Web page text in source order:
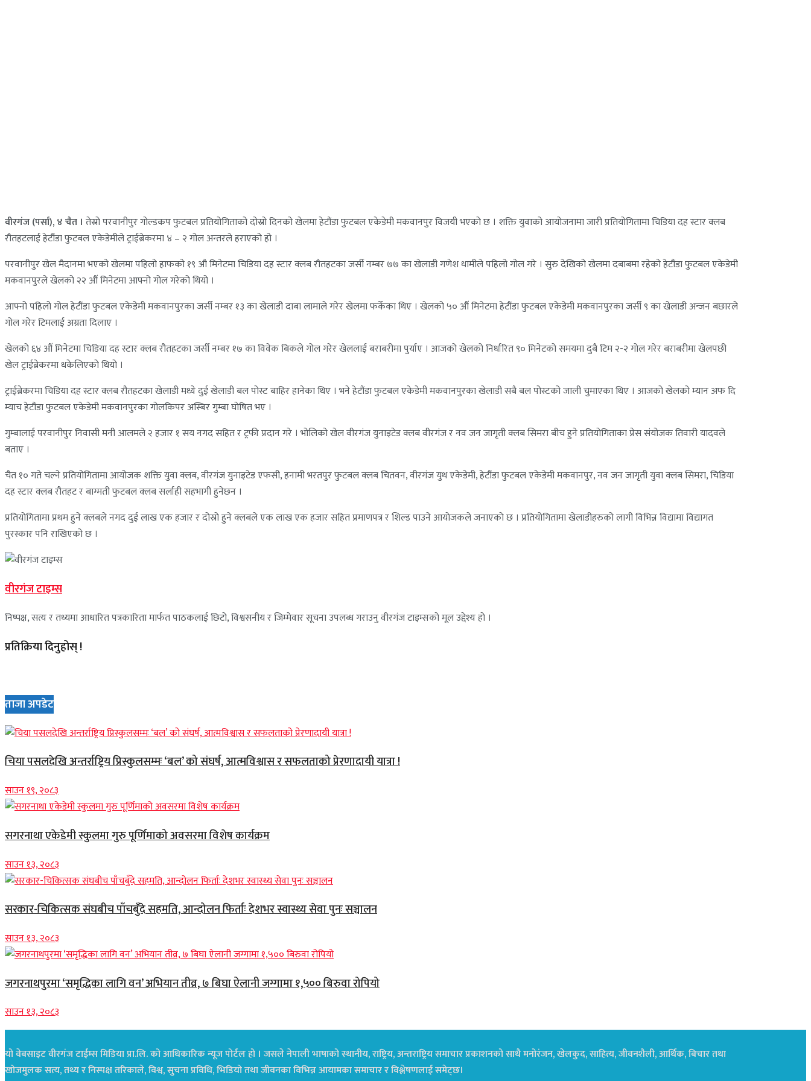
वीरगंज (पर्सा), ४ चैत । तेस्रो परवानीपुर गोल्डकप फुटबल प्रतियोगिताको दोस्रो दिनको खेलमा हेटौंडा फुटबल एकेडेमी मकवानपुर विजयी भएको छ । शक्ति युवाको आयोजनामा जारी प्रतियोगितामा चिडिया दह स्टार क्लब
रौतहटलाई हेटौंडा फुटबल एकेडेमीले ट्राईब्रेकरमा ४ – २ गोल अन्तरले हराएको हो ।
परवानीपुर खेल मैदानमा भएको खेलमा पहिलो हाफको १९ औ मिनेटमा चिडिया दह स्टार क्लब रौतहटका जर्सी नम्बर ७७ का खेलाडी गणेश धामीले पहिलो गोल गरे । सुरु देखिको खेलमा दबाबमा रहेको हेटौंडा फुटबल एकेडेमी
मकवानपुरले खेलको २२ औं मिनेटमा आफ्नो गोल गरेको थियो ।
आफ्नो पहिलो गोल हेटौंडा फुटबल एकेडेमी मकवानपुरका जर्सी नम्बर १३ का खेलाडी दाबा लामाले गरेर खेलमा फर्केका थिए । खेलको ५० औं मिनेटमा हेटौंडा फुटबल एकेडेमी मकवानपुरका जर्सी ९ का खेलाडी अन्जन बछारले
गोल गरेर टिमलाई अग्रता दिलाए ।
खेलको ६४ औं मिनेटमा चिडिया दह स्टार क्लब रौतहटका जर्सी नम्बर १७ का विवेक बिकले गोल गरेर खेललाई बराबरीमा पुर्याए । आजको खेलको निर्धारित ९० मिनेटको समयमा दुबै टिम २-२ गोल गरेर बराबरीमा खेलपछी
खेल ट्राईब्रेकरमा धकेलिएको थियो ।
ट्राईब्रेकरमा चिडिया दह स्टार क्लब रौतहटका खेलाडी मध्ये दुई खेलाडी बल पोस्ट बाहिर हानेका थिए । भने हेटौंडा फुटबल एकेडेमी मकवानपुरका खेलाडी सबै बल पोस्टको जाली चुमाएका थिए । आजको खेलको म्यान अफ दि
म्याच हेटौंडा फुटबल एकेडेमी मकवानपुरका गोलकिपर अस्बिर गुम्बा घोषित भए ।
गुम्बालाई परवानीपुर निवासी मनी आलमले २ हजार १ सय नगद सहित र ट्रफी प्रदान गरे । भोलिको खेल वीरगंज युनाइटेड क्लब वीरगंज र नव जन जागृती क्लब सिमरा बीच हुने प्रतियोगिताका प्रेस संयोजक तिवारी यादवले
बताए ।
चैत १० गते चल्ने प्रतियोगितामा आयोजक शक्ति युवा क्लब, वीरगंज युनाइटेड एफसी, हनामी भरतपुर फुटबल क्लब चितवन, वीरगंज युथ एकेडेमी, हेटौंडा फुटबल एकेडेमी मकवानपुर, नव जन जागृती युवा क्लब सिमरा, चिडिया
दह स्टार क्लब रौतहट र बाग्मती फुटबल क्लब सर्लाही सहभागी हुनेछन ।
प्रतियोगितामा प्रथम हुने क्लबले नगद दुई लाख एक हजार र दोस्रो हुने क्लबले एक लाख एक हजार सहित प्रमाणपत्र र शिल्ड पाउने आयाेजकले जनाएकाे छ । प्रतियोगितामा खेलाडीहरुको लागी विभिन्न विद्यामा विद्यागत
पुरस्कार पनि राखिएको छ ।
वीरगंज टाइम्स
निष्पक्ष, सत्य र तथ्यमा आधारित पत्रकारिता मार्फत पाठकलाई छिटो, विश्वसनीय र जिम्मेवार सूचना उपलब्ध गराउनु वीरगंज टाइम्सको मूल उद्देश्य हो ।
प्रतिक्रिया दिनुहोस् !
ताजा अपडेट
चिया पसलदेखि अन्तर्राष्ट्रिय प्रिस्कुलसम्मः ‘बल’ को संघर्ष, आत्मविश्वास र सफलताको प्रेरणादायी यात्रा !
साउन १९, २०८३
सगरनाथा एकेडेमी स्कुलमा गुरु पूर्णिमाको अवसरमा विशेष कार्यक्रम
साउन १३, २०८३
सरकार-चिकित्सक संघबीच पाँचबुँदे सहमति, आन्दोलन फिर्ताः देशभर स्वास्थ्य सेवा पुनः सञ्चालन
साउन १३, २०८३
जगरनाथपुरमा ‘समृद्धिका लागि वन’ अभियान तीव्र, ७ बिघा ऐलानी जग्गामा १,५०० बिरुवा रोपियो
साउन १३, २०८३
यो वेबसाइट वीरगंज टाईम्स मिडिया प्रा.लि. को आधिकारिक न्यूज पोर्टल हो । जसले नेपाली भाषाको स्थानीय, राष्ट्रिय, अन्तराष्ट्रिय समाचार प्रकाशनको साथै मनोरंजन, खेलकुद, साहित्य, जीवनशैली, आर्थिक, बिचार तथा
खोजमुलक सत्य, तथ्य र निस्पक्ष तरिकाले, विश्व, सुचना प्रविधि, भिडियो तथा जीवनका विभिन्न आयामका समाचार र विश्लेषणलाई समेट्छ।